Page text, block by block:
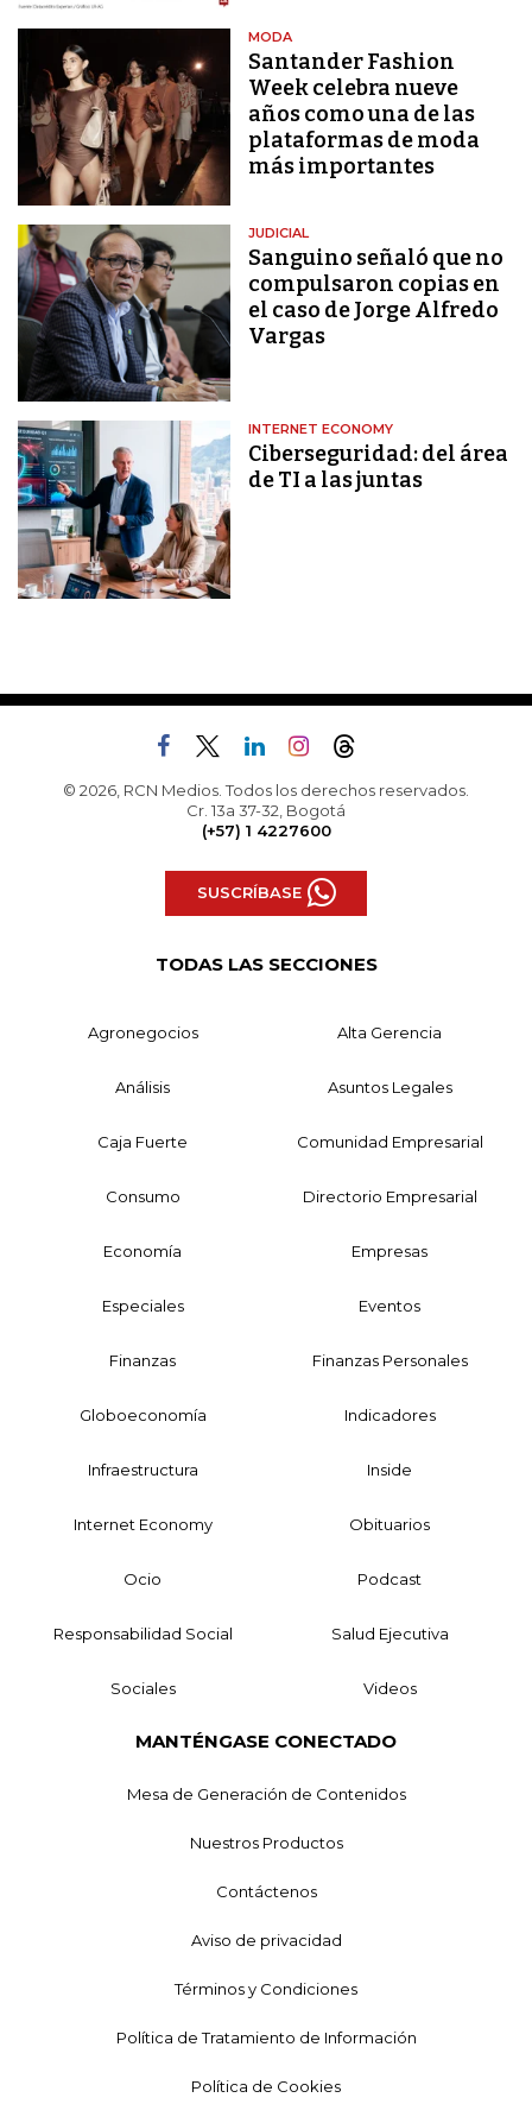
MODA
Santander Fashion
Week celebra nueve
años como una de las
plataformas de moda
más importantes
JUDICIAL
Sanguino señaló que no
compulsaron copias en
el caso de Jorge Alfredo
Vargas
INTERNET ECONOMY
Ciberseguridad: del área
de TI a las juntas
© 2026, RCN Medios. Todos los derechos reservados.
Cr. 13a 37-32, Bogotá
(+57) 1 4227600
SUSCRÍBASE
TODAS LAS SECCIONES
Agronegocios Alta Gerencia
Análisis Asuntos Legales
Caja Fuerte Comunidad Empresarial
Consumo Directorio Empresarial
Economía Empresas
Especiales Eventos
Finanzas Finanzas Personales
Globoeconomía Indicadores
Infraestructura Inside
Internet Economy Obituarios
Ocio Podcast
Responsabilidad Social Salud Ejecutiva
Sociales Videos
MANTÉNGASE CONECTADO
Mesa de Generación de Contenidos
Nuestros Productos
Contáctenos
Aviso de privacidad
Términos y Condiciones
Política de Tratamiento de Información
Política de Cookies